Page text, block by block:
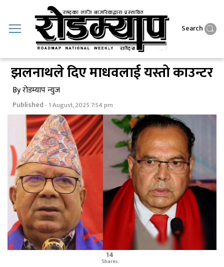
Search
झलनाथले दिए माधवलाई यस्तो काउन्टर
By रोडम्याप न्युज
Published- 1 August, 2025 7:54 pm
14
Shares